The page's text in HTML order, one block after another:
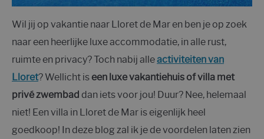
Wil jij op vakantie naar Lloret de Mar en ben je op zoek
naar een heerlijke luxe accommodatie, in alle rust,
ruimte en privacy? Toch nabij alleactiviteiten van
Lloret? Wellicht iseen luxe vakantiehuis of villa met
privé zwembad dan iets voor jou! Duur? Nee, helemaal
niet! Een villa in Lloret de Mar is eigenlijk heel
goedkoop! In deze blog zal ik je de voordelen laten zien